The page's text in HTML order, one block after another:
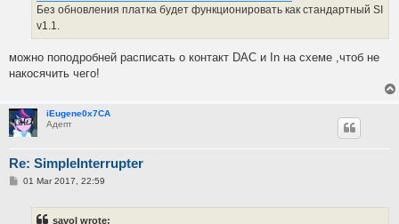
Без обновления платка будет функционировать как стандартный SI
v1.1.
можно поподробней расписать о контакт DAC и In на схеме ,чтоб не
накосячить чего!
iEugene0x7CA
Адепт
Re: SimpleInterrupter
P01 Mar 2017, 22:59
savol wrote: